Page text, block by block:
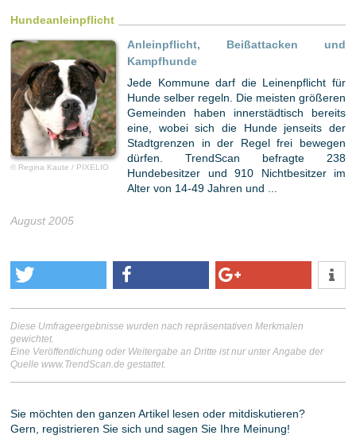
Hundeanleinpflicht
© Regina Kaute / PIXELIO
Anleinpflicht, Beißattacken und
Kampfhunde
Jede Kommune darf die Leinenpflicht für
Hunde selber regeln. Die meisten größeren
Gemeinden haben innerstädtisch bereits
eine, wobei sich die Hunde jenseits der
Stadtgrenzen in der Regel frei bewegen
dürfen. TrendScan befragte 238
Hundebesitzer und 910 Nichtbesitzer im
Alter von 14-49 Jahren und ...
August 2005
Diese Umfrageergebnisse wurden nach repräsentativen Merkmalen
gewichtet.
Eine Veröffentlichung oder Weitergabe an Dritte ist nur unter Angabe der
Quelle www.TrendScan.de gestattet.
Sie möchten den ganzen Artikel lesen oder mitdiskutieren?
Gern, registrieren Sie sich und sagen Sie Ihre Meinung!